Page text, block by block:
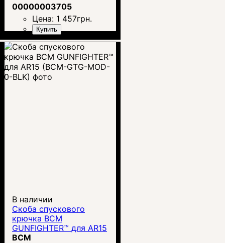
00000003705
Цена: 1 457грн.
Купить
В наличии
Скоба спускового
крючка BCM
GUNFIGHTER™ для AR15
(BCM-GTG-MOD-0-BLK)
BCM